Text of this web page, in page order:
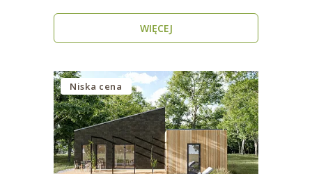
WIĘCEJ
Niska cena